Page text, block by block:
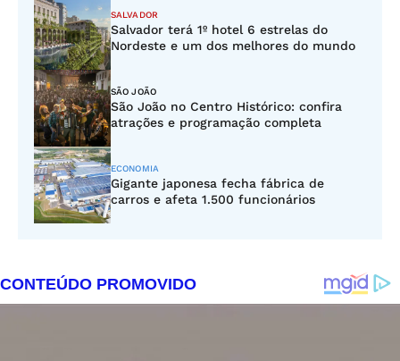
SALVADOR
Salvador terá 1º hotel 6 estrelas do
Nordeste e um dos melhores do mundo
SÃO JOÃO
São João no Centro Histórico: confira
atrações e programação completa
ECONOMIA
Gigante japonesa fecha fábrica de
carros e afeta 1.500 funcionários